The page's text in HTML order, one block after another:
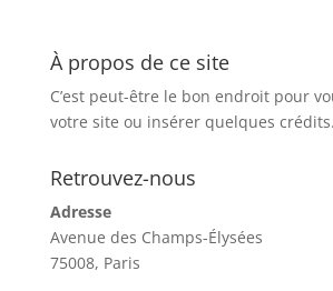
À propos de ce site
C’est peut-être le bon endroit pour
votre site ou insérer quelques crédits.
Retrouvez-nous
Adresse
Avenue des Champs-Élysées
75008, Paris